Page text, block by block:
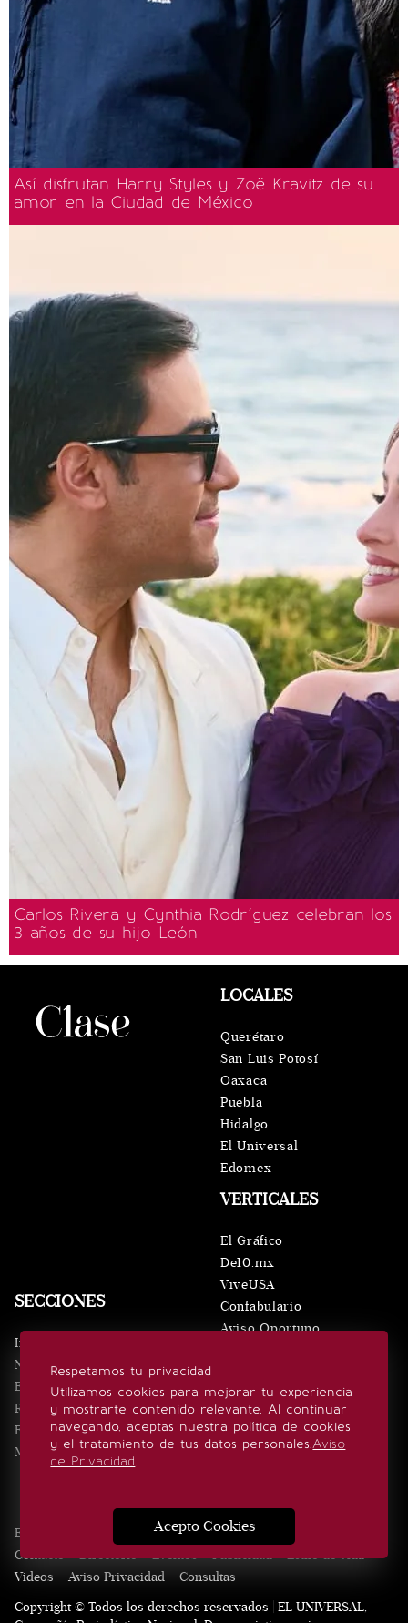
Así disfrutan Harry Styles y Zoë Kravitz de su
amor en la Ciudad de México
Carlos Rivera y Cynthia Rodríguez celebran los
3 años de su hijo León
Respetamos tu privacidad
Utilizamos cookies para mejorar tu experiencia
y mostrarte contenido relevante. Al continuar
navegando, aceptas nuestra política de cookies
y el tratamiento de tus datos personales.Aviso
de Privacidad.
Acepto Cookies
SECCIONES
Inicio
Noticias
Eventos
Realeza
Estilo de vida
Minuto x Minuto
VERTICALES
El Gráfico
De10.mx
ViveUSA
Confabulario
Aviso Oportuno
LOCALES
Querétaro
San Luis Potosí
Oaxaca
Puebla
Hidalgo
El Universal
Edomex
SÍGUENOS
Edición Impresa Noticias Quiénes somos
Contacto
Directorio Eventos Publicidad
Estilo de vida
Videos
Aviso Privacidad
Consultas
Copyright © Todos los derechos reservados | EL UNIVERSAL,